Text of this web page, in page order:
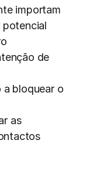
importam
potencial
de
a bloquear o
as